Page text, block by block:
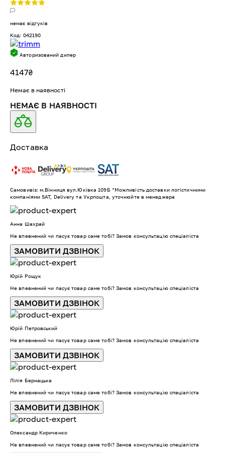
немає відгуків
Код: 042190
Авторизований дилер
4147₴
Немає в наявності
НЕМАЄ В НАЯВНОСТІ
Доставка
Самовивіз: м.Вінниця вул.Юківка 109Б *Можливість доставки логістичними
компаніями SAT, Delivery та Укрпошта, уточнюйте в менеджера
Анна Шахрай
Не впевнений чи пасує товар саме тобі? Замов консультацію спеціаліста
ЗАМОВИТИ ДЗВІНОК
Юрій Рощук
Не впевнений чи пасує товар саме тобі? Замов консультацію спеціаліста
ЗАМОВИТИ ДЗВІНОК
Юрій Петровський
Не впевнений чи пасує товар саме тобі? Замов консультацію спеціаліста
ЗАМОВИТИ ДЗВІНОК
Лілія Бернацька
Не впевнений чи пасує товар саме тобі? Замов консультацію спеціаліста
ЗАМОВИТИ ДЗВІНОК
Олександр Кириченко
Не впевнений чи пасує товар саме тобі? Замов консультацію спеціаліста